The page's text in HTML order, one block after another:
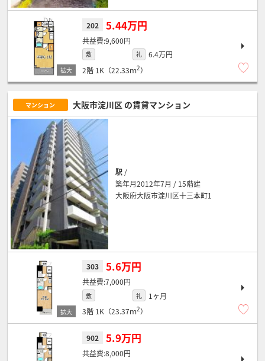
202 5.44万円
9,600円
敷 礼
6.4万円
2階 1K（22.33ｍ2）
マンション 大阪市淀川区 の賃貸マンション
駅 /
築年月2012年7月 / 15階建
大阪府大阪市淀川区十三本町1
303 5.6万円
7,000円
敷 礼
1ヶ月
3階 1K（23.37ｍ2）
902 5.9万円
8,000円